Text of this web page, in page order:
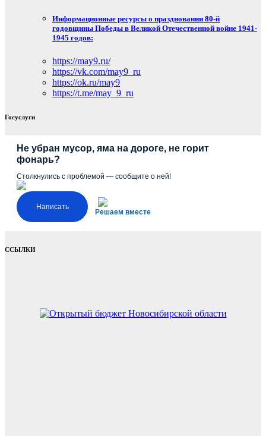
Информационные ресурсы о праздновании 80-й
годовщины Победы в Великой Отечественной войне 1941-
1945 годов:
https://may9.ru/
https://vk.com/may9_ru
https://ok.ru/may9
https://t.me/may_9_ru
Госуслуги
Не убран мусор, яма на дороге, не горит
фонарь?
Столкнулись с проблемой — сообщите о ней!
Написать
Решаем вместе
ССЫЛКИ